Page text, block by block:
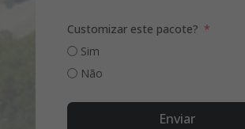
Customizar este pacote?
Sim
Não
Enviar